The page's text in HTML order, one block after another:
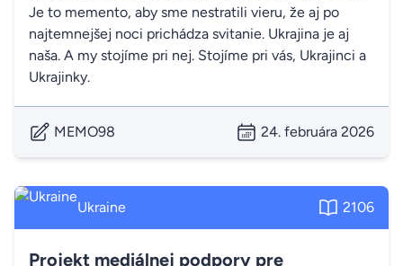
Je to memento, aby sme nestratili vieru, že aj po
najtemnejšej noci prichádza svitanie. Ukrajina je aj
naša. A my stojíme pri nej. Stojíme pri vás, Ukrajinci a
Ukrajinky.
MEMO98 24. februára 2026
Ukraine 2106
Projekt mediálnej podpory pre